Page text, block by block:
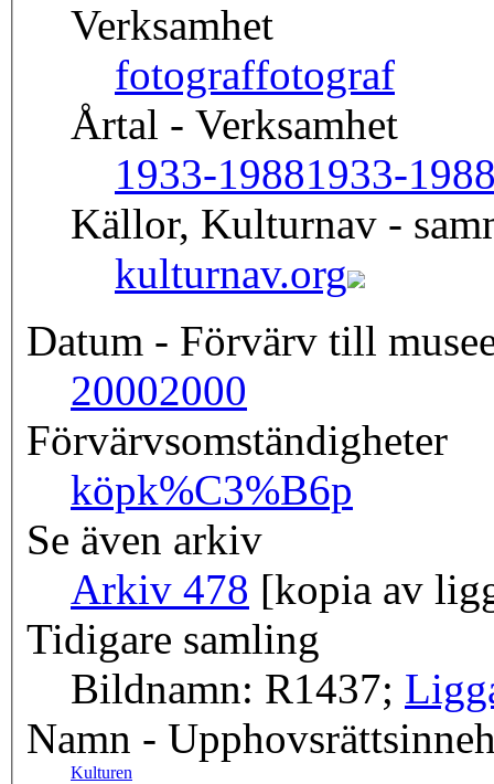
Verksamhet
fotograffotograf
Årtal - Verksamhet
1933-19881933-
Källor, Kulturnav -
kulturnav.org
Datum - Förvärv till
20002000
Förvärvsomständigheter
köpk%C3%B6p
Se även arkiv
Arkiv 478 [kopia av
Tidigare samling
Bildnamn: R1437;
Namn -
Kulturen